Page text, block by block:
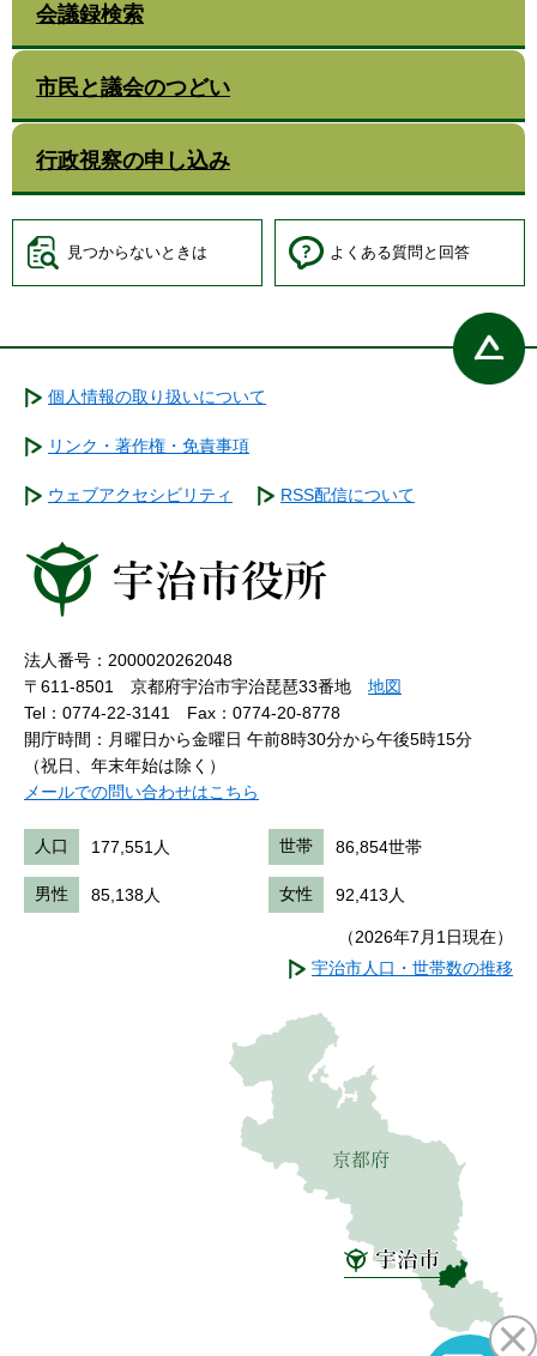
会議録検索
市民と議会のつどい
行政視察の申し込み
見つからないときは よくある質問と回答
個人情報の取り扱いについて
リンク・著作権・免責事項
ウェブアクセシビリティ RSS配信について
法人番号：2000020262048
〒611-8501 京都府宇治市宇治琵琶33番地 地図
Tel：0774-22-3141
Fax：0774-20-8778
開庁時間：月曜日から金曜日 午前8時30分から午後5時15分
（祝日、年末年始は除く）
メールでの問い合わせはこちら
人口 177,551人 世帯 86,854世帯
男性 85,138人 女性 92,413人
（2026年7月1日現在）
宇治市人口・世帯数の推移